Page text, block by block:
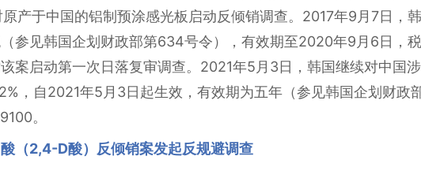
产于中国的铝制预涂感光板启动反倾销调查。2017年9月7日，
参见韩国企划财政部第634号令），有效期至2020年9月6日，
案启动第一次日落复审调查。2021年5月3日，韩国继续对中国
，自2021年5月3日起生效，有效期为五年（参见韩国企划财政
。
（2,4-D酸）反倾销案发起反规避调查